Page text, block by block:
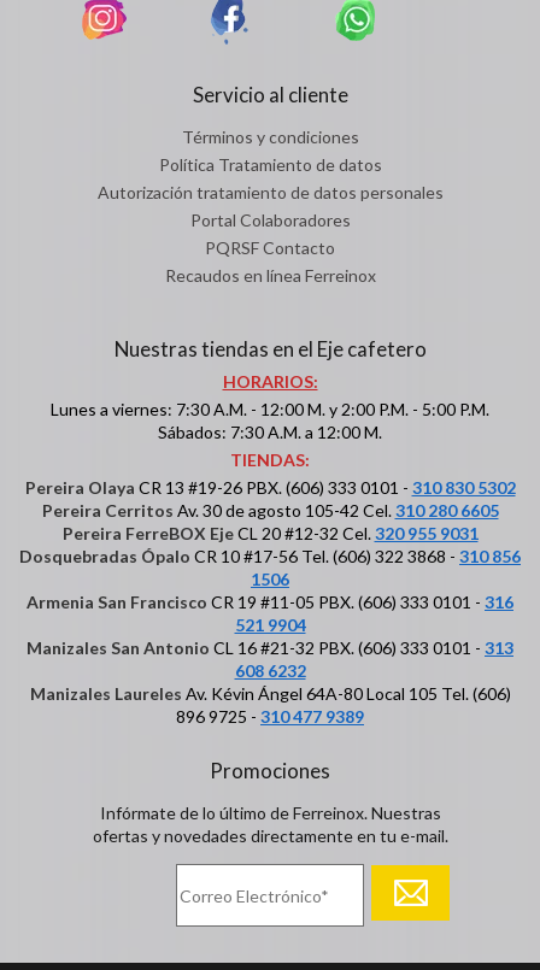
Servicio al cliente
Términos y condiciones
Política Tratamiento de datos
Autorización tratamiento de datos personales
Portal Colaboradores
PQRSF Contacto
Recaudos en línea Ferreinox
Nuestras tiendas en el Eje cafetero
HORARIOS:
Lunes a viernes: 7:30 A.M. - 12:00 M. y 2:00 P.M. - 5:00 P.M.
Sábados: 7:30 A.M. a 12:00 M.
TIENDAS:
Pereira Olaya CR 13 #19-26 PBX. (606) 333 0101 - 310 830 5302
Pereira Cerritos Av. 30 de agosto 105-42 Cel.310 280 6605
Pereira FerreBOX EjeCL 20 #12-32 Cel.320 955 9031
Dosquebradas Ópalo CR 10 #17-56 Tel. (606) 322 3868 - 310 856
1506
Armenia San Francisco CR 19 #11-05 PBX. (606) 333 0101 - 316
521 9904
Manizales San Antonio CL 16 #21-32 PBX. (606) 333 0101 - 313
608 6232
Manizales Laureles Av. Kévin Ángel 64A-80 Local 105 Tel. (606)
896 9725 - 310 477 9389
Promociones
Infórmate de lo último de Ferreinox. Nuestras
ofertas y novedades directamente en tu e-mail.